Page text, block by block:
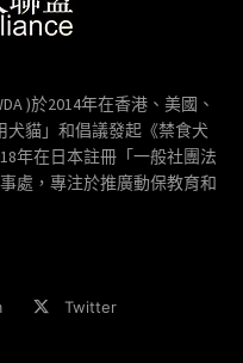
)於2014年在香港、美國、
犬貓」和倡議發起《禁食犬
年在日本註冊「一般社團法
處，專注於推廣動保教育和
Twitter